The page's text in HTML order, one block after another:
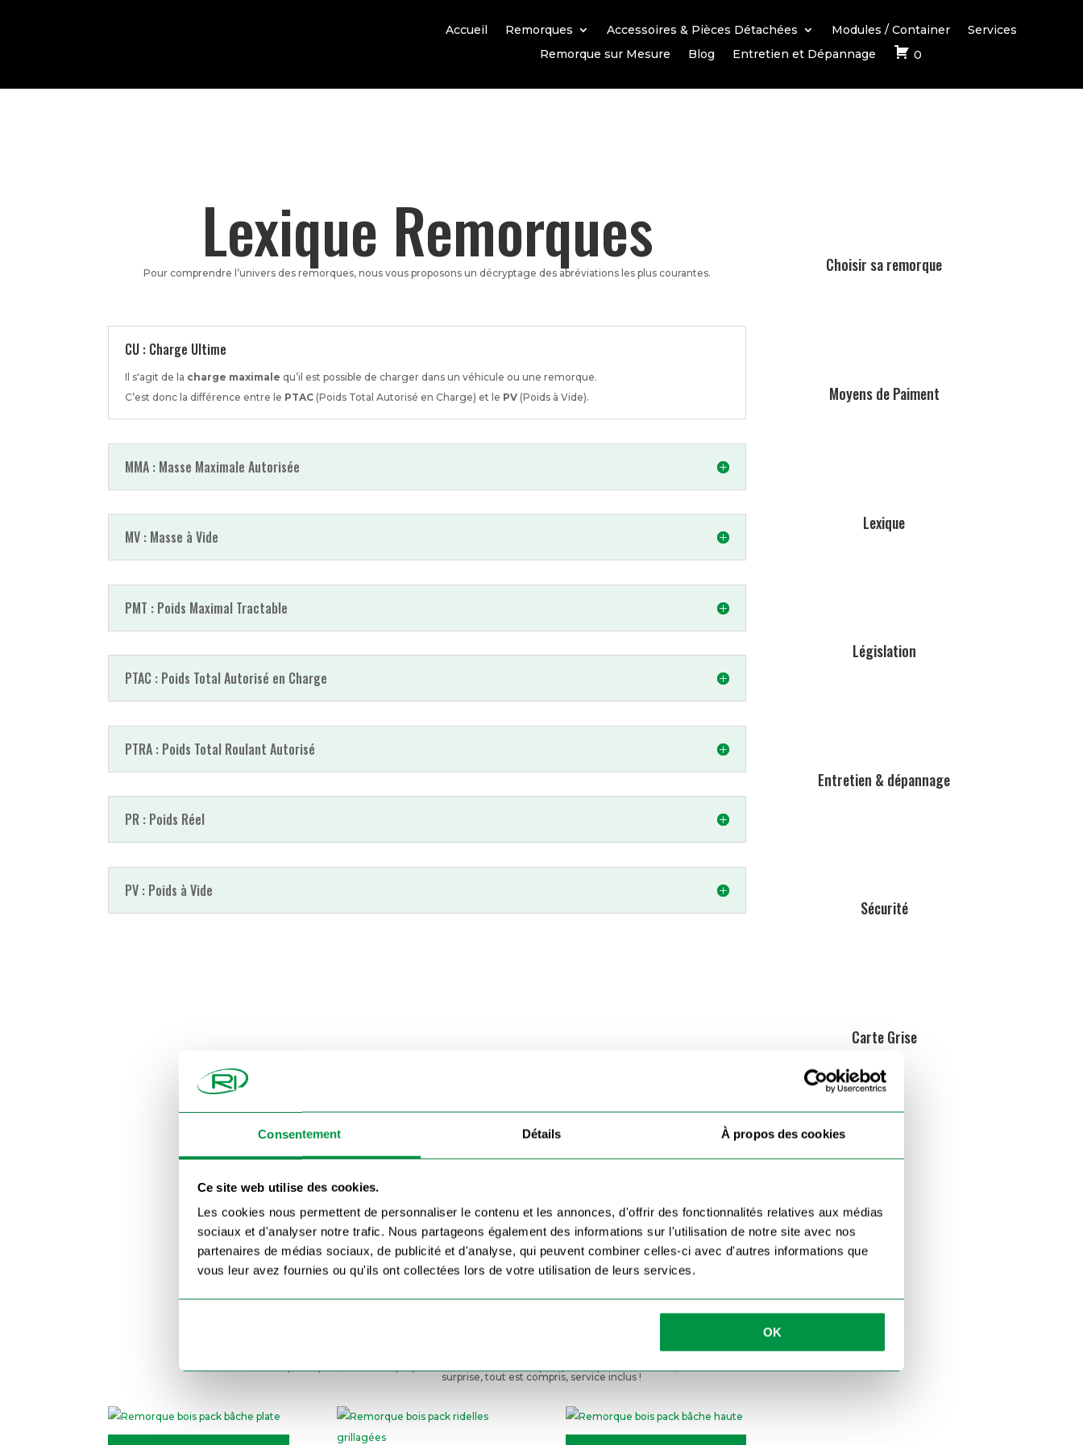
Consentement Détails À propos des cookies
Ce site web utilise des cookies.
Les cookies nous permettent de personnaliser le contenu et les annonces, d'offrir des fonctionnalités relatives aux médias
sociaux et d'analyser notre trafic. Nous partageons également des informations sur l'utilisation de notre site avec nos
partenaires de médias sociaux, de publicité et d'analyse, qui peuvent combiner celles-ci avec d'autres informations que
vous leur avez fournies ou qu'ils ont collectées lors de votre utilisation de leurs services.
OK
Accueil Remorques Accessoires & Pièces Détachées Modules / Container
Services
Remorque sur Mesure
Blog Entretien et Dépannage 0
Lexique Remorques
Pour comprendre l’univers des remorques, nous vous proposons un décryptage des abréviations les plus courantes.
CU : Charge Ultime
Il s'agit de la charge maximale qu’il est possible de charger dans un véhicule ou une remorque.
C’est donc la différence entre le PTAC (Poids Total Autorisé en Charge) et le PV (Poids à Vide).
MMA : Masse Maximale Autorisée
MV : Masse à Vide
PMT : Poids Maximal Tractable
PTAC : Poids Total Autorisé en Charge
PTRA : Poids Total Roulant Autorisé
PR : Poids Réel
PV : Poids à Vide
Choisir sa remorque
Moyens de Paiment
Lexique
Législation
Entretien & dépannage
Sécurité
Carte Grise
Permis
Nos Packs Remorques
surprise, tout est compris, service inclus !